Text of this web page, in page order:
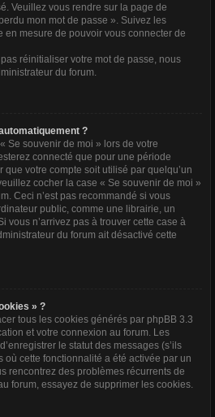
Veuillez vous rendre sur la page de
mon mot de passe ». Suivez les
en mesure de pouvoir vous connecter de
réinitialiser votre mot de passe, nous
du forum.
?
Se souvenir de moi » lors de votre
connecté que pour une période
que votre compte soit utilisé par quelqu’un
cocher la case « Se souvenir de moi »
Ceci n’est pas recommandé si vous
public, comme une librairie, un
vous n’arrivez pas à trouver cette case à
du forum ait désactivé cette
» ?
tous les cookies générés par phpBB 3.3
et votre connexion au forum. Les
le statut des messages (s’ils
où cette fonctionnalité a été activée par un
rencontrez des problèmes récurrents de
forum, essayez de supprimer les cookies.